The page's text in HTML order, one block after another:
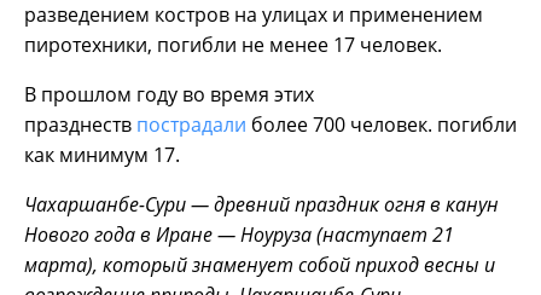
разведением костров на улицах и применением
пиротехники, погибли не менее 17 человек.
В прошлом году во время этих
празднеств пострадали более 700 человек. погибли
как минимум 17.
Чахаршанбе-Сури — древний праздник огня в канун
Нового года в Иране — Ноуруза (наступает 21
марта), который знаменует собой приход весны и